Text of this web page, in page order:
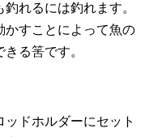
れるには釣れます。
かすことによって魚の
る筈です。
ドホルダーにセット